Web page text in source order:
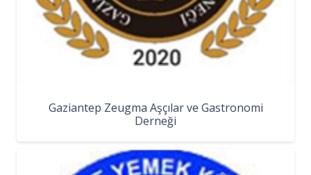
Gaziantep Zeugma Aşçılar ve Gastronomi
Derneği